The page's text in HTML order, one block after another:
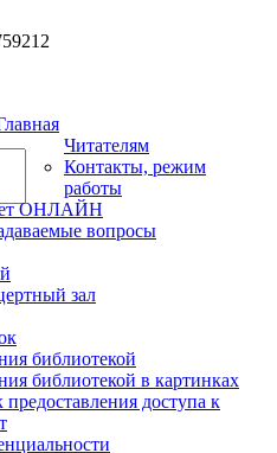
Читателям
Контакты, режим
работы
ОНЛАЙН
вопросы
зал
библиотекой
библиотекой в картинках
доступа к